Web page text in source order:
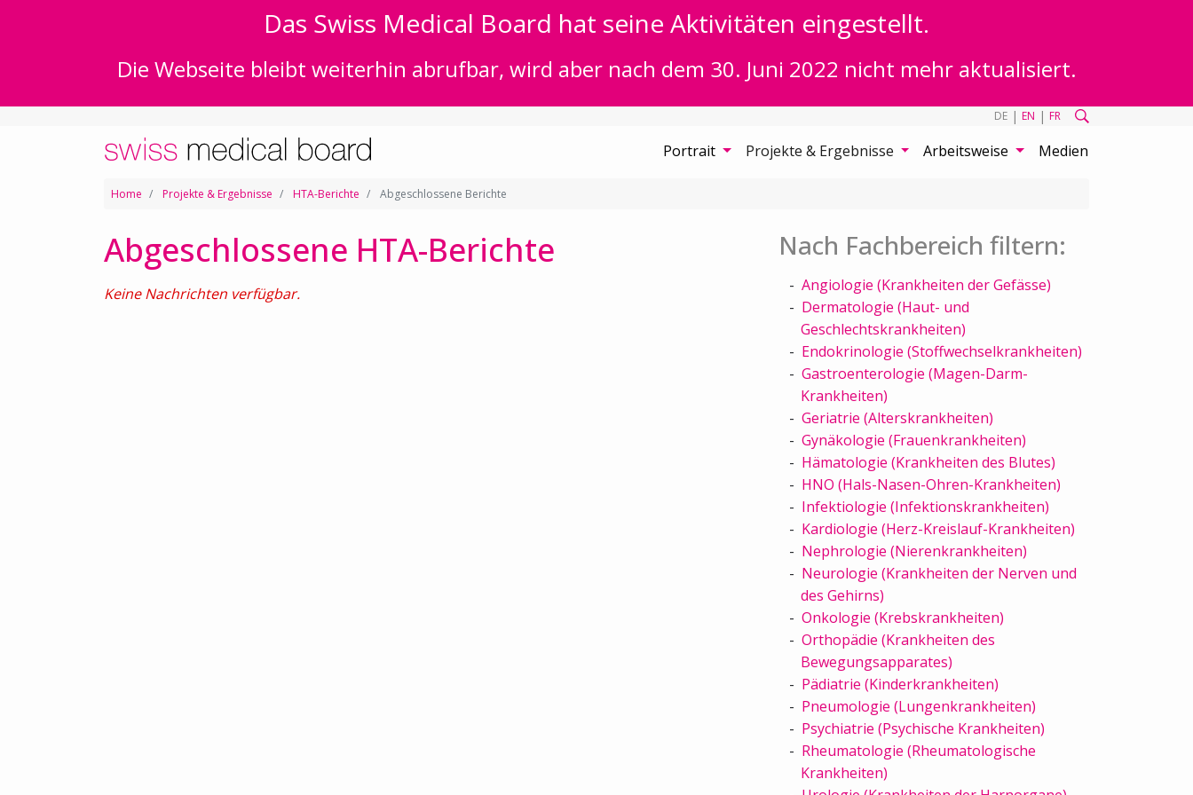
Das Swiss Medical Board hat seine Aktivitäten eingestellt.
Die Webseite bleibt weiterhin abrufbar, wird aber nach dem 30. Juni 2022 nicht mehr aktualisiert.
DE | EN | FR
Portrait Projekte & Ergebnisse Arbeitsweise Medien
Home Projekte & Ergebnisse HTA-Berichte Abgeschlossene Berichte
Abgeschlossene HTA-Berichte
Keine Nachrichten verfügbar.
Nach Fachbereich filtern:
Angiologie (Krankheiten der Gefässe)
Dermatologie (Haut- und
Geschlechtskrankheiten)
Endokrinologie (Stoffwechselkrankheiten)
Gastroenterologie (Magen-Darm-
Krankheiten)
Geriatrie (Alterskrankheiten)
Gynäkologie (Frauenkrankheiten)
Hämatologie (Krankheiten des Blutes)
HNO (Hals-Nasen-Ohren-Krankheiten)
Infektiologie (Infektionskrankheiten)
Kardiologie (Herz-Kreislauf-Krankheiten)
Nephrologie (Nierenkrankheiten)
Neurologie (Krankheiten der Nerven und
des Gehirns)
Onkologie (Krebskrankheiten)
Orthopädie (Krankheiten des
Bewegungsapparates)
Pädiatrie (Kinderkrankheiten)
Pneumologie (Lungenkrankheiten)
Psychiatrie (Psychische Krankheiten)
Rheumatologie (Rheumatologische
Krankheiten)